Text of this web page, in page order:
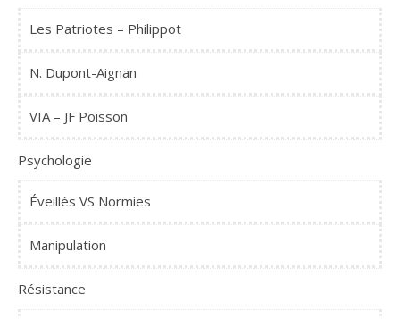
Les Patriotes – Philippot
N. Dupont-Aignan
VIA – JF Poisson
Psychologie
Éveillés VS Normies
Manipulation
Résistance